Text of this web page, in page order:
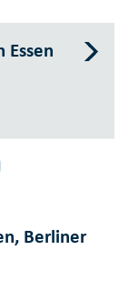
Berliner